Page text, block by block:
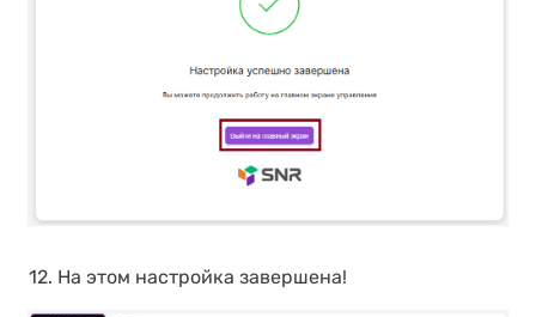
12. На этом настройка завершена!